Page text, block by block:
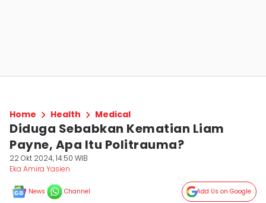
Home Health Medical
Diduga Sebabkan Kematian Liam
Payne, Apa Itu Politrauma?
22 Okt 2024, 14:50 WIB
Eka Amira Yasien
News Channel Add Us on Google